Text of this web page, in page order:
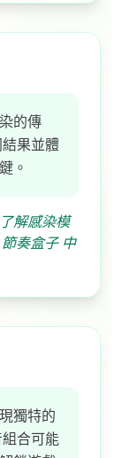
的傳
果並體
。
解感染模
奏盒子 中
獨特的
合可能